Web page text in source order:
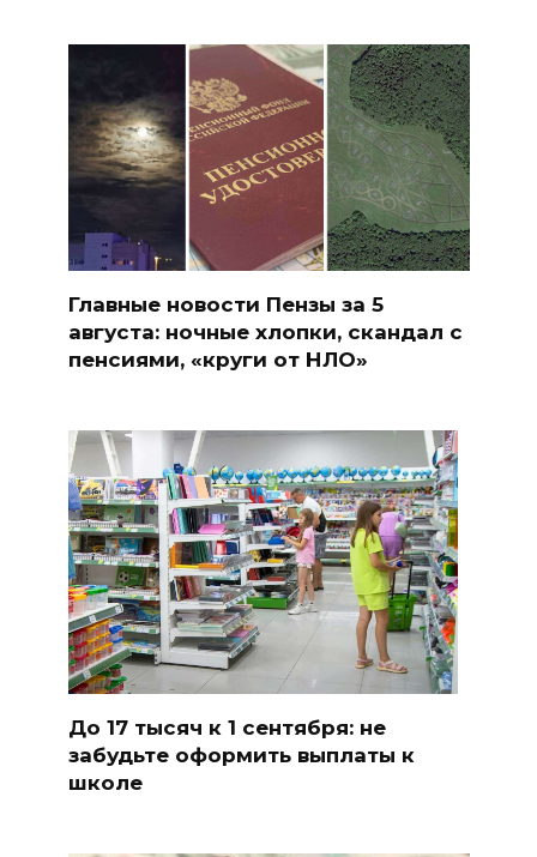
Главные новости Пензы за 5
августа: ночные хлопки, скандал с
пенсиями, «круги от НЛО»
До 17 тысяч к 1 сентября: не
забудьте оформить выплаты к
школе